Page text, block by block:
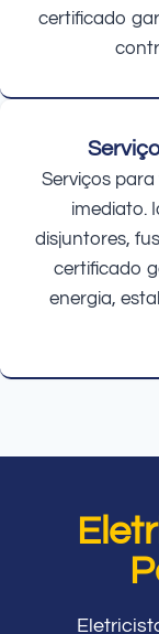
certificado
Serviços
imediato.
disjuntores,
certificado
energia,